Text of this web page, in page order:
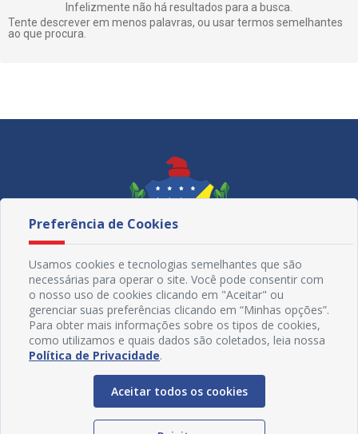
Controladoria
Instituto de Previdência de Juazeiro – IPJ
Secretaria da Mulher e Juventude
Secretaria de Articulação Social e Assuntos Religiosos – SAS
Secretaria de Desenvolvimento Social, Diversidade,
Igualdade Racial e Combate à Fome
Secretaria de Educação
Secretaria de Governo, Gestão e Inovação
Secretaria de Meio Ambiente
Secretaria de Obras Estruturantes
Secretaria de Ordem Pública e Habitação
Secretaria de Saúde
Infelizmente não há resultados para a busca.
Tente descrever em menos palavras, ou usar termos semelhantes
ao que procura.
Redes Sociais
Preferência de Cookies
Usamos cookies e tecnologias semelhantes que são
necessárias para operar o site. Você pode consentir com
o nosso uso de cookies clicando em "Aceitar" ou
gerenciar suas preferências clicando em “Minhas opções”.
Para obter mais informações sobre os tipos de cookies,
como utilizamos e quais dados são coletados, leia nossa
Política de Privacidade.
Aceitar todos os cookies